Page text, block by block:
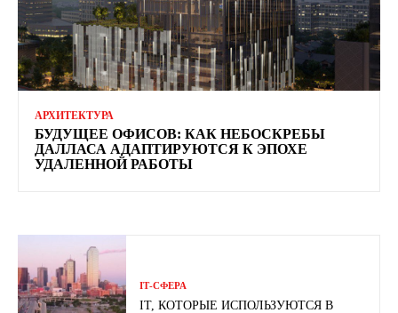
АРХИТЕКТУРА
БУДУЩЕЕ ОФИСОВ: КАК НЕБОСКРЕБЫ
ДАЛЛАСА АДАПТИРУЮТСЯ К ЭПОХЕ
УДАЛЕННОЙ РАБОТЫ
ІТ-СФЕРА
ІТ, КОТОРЫЕ ИСПОЛЬЗУЮТСЯ В